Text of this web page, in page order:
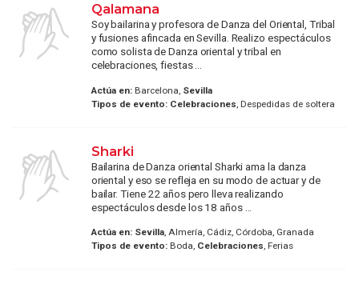
Qalamana
Soy bailarina y profesora de Danza del Oriental, Tribal
y fusiones afincada en Sevilla. Realizo espectáculos
como solista de Danza oriental y tribal en
celebraciones, fiestas ...
Actúa en:Barcelona, Sevilla
Tipos de evento: Celebraciones , Despedidas de soltera
Sharki
Bailarina de Danza oriental Sharki ama la danza
oriental y eso se refleja en su modo de actuar y de
bailar. Tiene 22 años pero lleva realizando
espectáculos desde los 18 años ...
Actúa en: Sevilla, Almería, Cádiz, Córdoba, Granada
Tipos de evento:Boda, Celebraciones, Ferias